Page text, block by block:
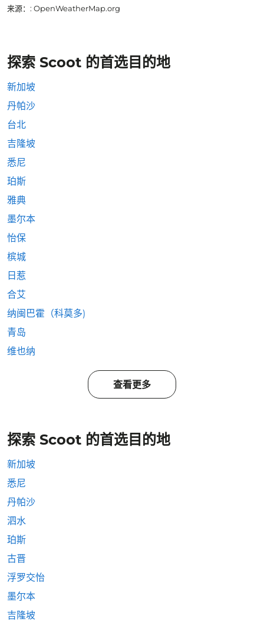
来源： : OpenWeatherMap.org
探索 Scoot 的首选目的地
新加坡
丹帕沙
台北
吉隆坡
悉尼
珀斯
雅典
墨尔本
怡保
槟城
日惹
合艾
纳闽巴霍（科莫多)
青岛
维也纳
查看更多
探索 Scoot 的首选目的地
新加坡
悉尼
丹帕沙
泗水
珀斯
古晋
浮罗交怡
墨尔本
吉隆坡